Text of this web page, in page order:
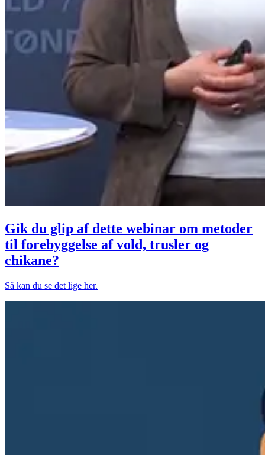
Gik du glip af dette webinar om metoder
til forebyggelse af vold, trusler og
chikane?
Så kan du se det lige her.